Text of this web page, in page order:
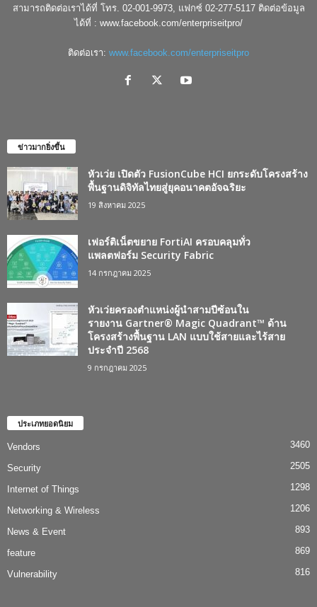
สามารถติดต่อเราได้ที่ โทร. 02-001-9973, แฟกซ์ 02-277-5117 ติดต่อข้อมูล
ได้ที่ : www.facebook.com/enterpriseitpro/
ติดต่อเรา: www.facebook.com/enterpriseitpro
ข่าวมากยิ่งขึ้น
หัวเว่ย เปิดตัว FusionCube HCI ยกระดับโครงสร้าง
พื้นฐานดิจิทัลไทยสู่ยุคอนาคตอัจฉริยะ
19 สิงหาคม 2025
เฟอร์ติเน็ตขยาย FortiAI ครอบคลุมทั่ว
แพลตฟอร์ม Security Fabric
14 กรกฎาคม 2025
หัวเว่ยครองตำแหน่งผู้นำสามปีซ้อนใน
รายงาน Gartner® Magic Quadrant™ ด้าน
โครงสร้างพื้นฐาน LAN แบบใช้สายและไร้สาย
ประจำปี 2568
9 กรกฎาคม 2025
ประเภทยอดนิยม
Vendors 3460
Security 2505
Internet of Things 1298
Networking & Wireless 1206
News & Event 893
feature 869
Vulnerability 816